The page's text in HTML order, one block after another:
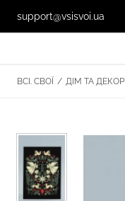
support@vsisvoi.ua
ВСІ. СВОЇ / ДІМ ТА ДЕКОР